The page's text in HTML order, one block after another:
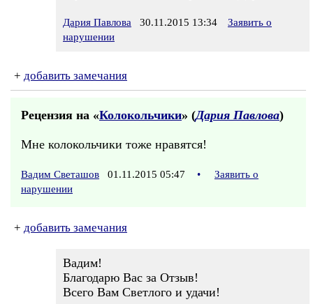
Дария Павлова 30.11.2015 13:34
Заявить о
нарушении
+ добавить замечания
Рецензия на «Колокольчики» (Дария Павлова)
Мне колокольчики тоже нравятся!
Вадим Светашов 01.11.2015 05:47 •
Заявить о
нарушении
+ добавить замечания
Вадим!
Благодарю Вас за Отзыв!
Всего Вам Светлого и удачи!